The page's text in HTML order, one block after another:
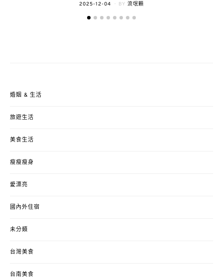
POSTED
2025-12-04 BY 流氓顆
婚姻 & 生活
旅遊生活
美食生活
瘦瘦瘦身
愛漂亮
國內外住宿
未分類
台灣美食
台南美食